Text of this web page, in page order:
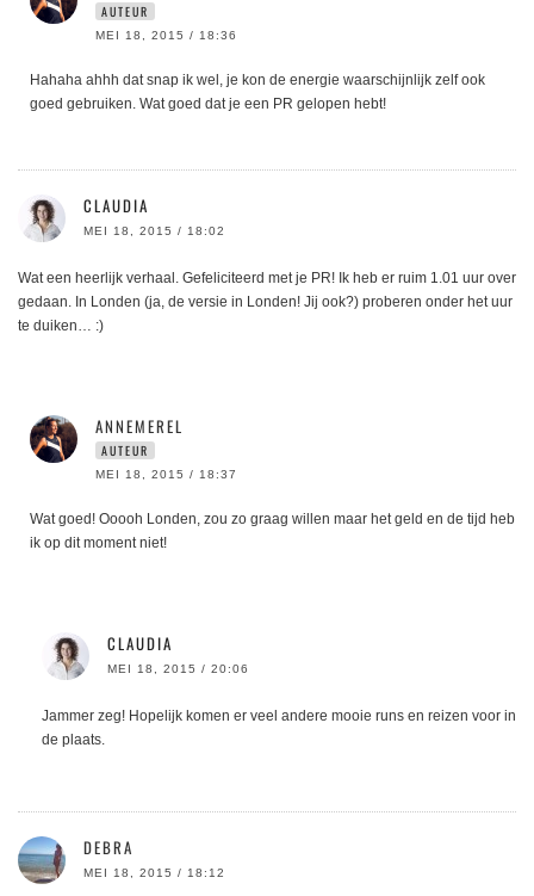
AUTEUR
MEI 18, 2015 / 18:36
Hahaha ahhh dat snap ik wel, je kon de energie waarschijnlijk zelf ook
goed gebruiken. Wat goed dat je een PR gelopen hebt!
CLAUDIA
MEI 18, 2015 / 18:02
Wat een heerlijk verhaal. Gefeliciteerd met je PR! Ik heb er ruim 1.01 uur over
gedaan. In Londen (ja, de versie in Londen! Jij ook?) proberen onder het uur
te duiken… :)
ANNEMEREL
AUTEUR
MEI 18, 2015 / 18:37
Wat goed! Ooooh Londen, zou zo graag willen maar het geld en de tijd heb
ik op dit moment niet!
CLAUDIA
MEI 18, 2015 / 20:06
Jammer zeg! Hopelijk komen er veel andere mooie runs en reizen voor in
de plaats.
DEBRA
MEI 18, 2015 / 18:12